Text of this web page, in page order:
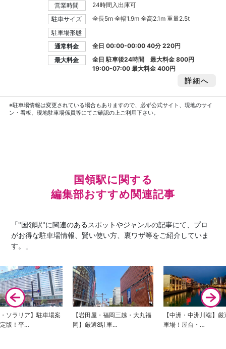
営業時間
24時間入出庫可
駐車サイズ
全長5m 全幅1.9m 全高2.1m 重量2.5t
駐車場形態
通常料金
全日 00:00-00:00 40分 220円
最大料金
全日 駐車後24時間 最大料金800円
19:00-07:00 最大料金400円
詳細へ
※駐車場情報は変更されている場合もありますので、必ず公式サイト、現地のサイ
ン・看板、現地駐車場係員等にてご確認の上ご利用下さい。
国領駅に関する
編集部おすすめ関連記事
「"国領駅"に関連のあるスポットやジャンルの記事にて、プロ
がお得な駐車場情報、賢い使い方、裏ワザ等をご紹介していま
す。」
ソラリア】駐車場案
版！平…
【岩田屋・福岡三越・大丸福
岡】厳選8駐車…
【中洲・中洲川端】
車場！屋台・…